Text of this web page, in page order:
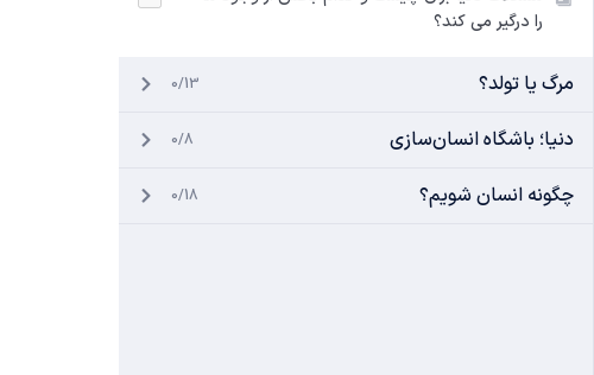
را درگیر می کند؟
مرگ یا تولد؟ 0/13
دنیا؛ باشگاه انسان‌سازی 0/8
چگونه انسان شویم؟ 0/18